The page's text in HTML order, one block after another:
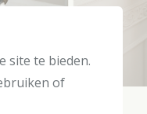
site te bieden.
of